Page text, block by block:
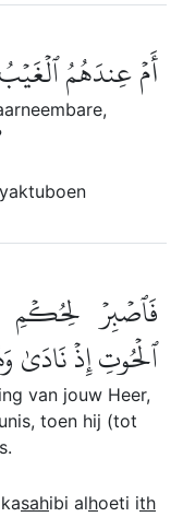
أَمۡ عِندَهُمُ
فَٱصۡبِرۡ
ٱلۡحُوتِ إِذۡ نَادَىٰ
van jouw Heer,
toen hij (tot
sahibi alhoeti ith